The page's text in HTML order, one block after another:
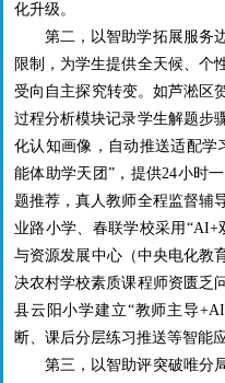
化升级。
第二，以智助学拓展服务
限制，为学生提供全天候、个
受向自主探究转变。如芦淞区
过程分析模块记录学生解题步
化认知画像，自动推送适配学
能体助学天团”，提供24小时
题推荐，真人教师全程监督辅
业路小学、春联学校采用“AI+
与资源发展中心（中央电化教
决农村学校素质课程师资匮乏
县云阳小学建立“教师主导+AI
断、课后分层练习推送等智能
第三，以智助评突破唯分